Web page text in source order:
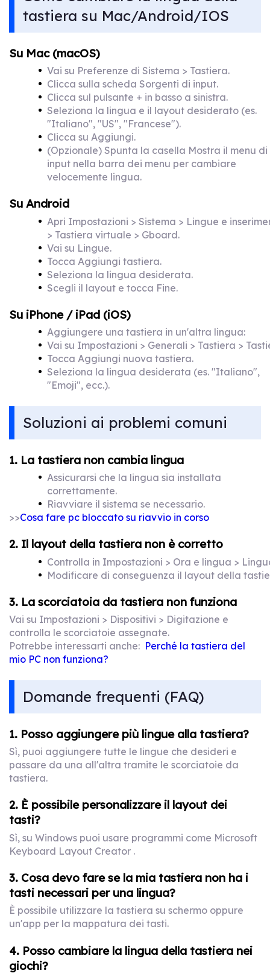
tastiera su Mac/Android/IOS
Su Mac (macOS)
Vai su Preferenze di Sistema > Tastiera.
Clicca sulla scheda Sorgenti di input.
Clicca sul pulsante + in basso a sinistra.
Seleziona la lingua e il layout desiderato (es.
"Italiano", "US", "Francese").
Clicca su Aggiungi.
(Opzionale) Spunta la casella Mostra il menu di
input nella barra dei menu per cambiare
velocemente lingua.
Su Android
Apri Impostazioni > Sistema > Lingue e
> Tastiera virtuale > Gboard.
Vai su Lingue.
Tocca Aggiungi tastiera.
Seleziona la lingua desiderata.
Scegli il layout e tocca Fine.
Su iPhone / iPad (iOS)
Aggiungere una tastiera in un'altra lingua:
Vai su Impostazioni > Generali > Tastiera >
Tocca Aggiungi nuova tastiera.
Seleziona la lingua desiderata (es. "Italiano",
"Emoji", ecc.).
Soluzioni ai problemi comuni
1. La tastiera non cambia lingua
Assicurarsi che la lingua sia installata
correttamente.
Riavviare il sistema se necessario.
>>Cosa fare pc bloccato su riavvio in corso
2. Il layout della tastiera non è corretto
Controlla in Impostazioni > Ora e lingua >
Modificare di conseguenza il layout della
3. La scorciatoia da tastiera non funziona
Vai su Impostazioni > Dispositivi > Digitazione e
controlla le scorciatoie assegnate.
Potrebbe interessarti anche: Perché la tastiera del
mio PC non funziona?
Domande frequenti (FAQ)
1. Posso aggiungere più lingue alla tastiera?
Sì, puoi aggiungere tutte le lingue che desideri e
passare da una all'altra tramite le scorciatoie da
tastiera.
2. È possibile personalizzare il layout dei
tasti?
Sì, su Windows puoi usare programmi come Microsoft
Keyboard Layout Creator .
3. Cosa devo fare se la mia tastiera non ha i
tasti necessari per una lingua?
È possibile utilizzare la tastiera su schermo oppure
un'app per la mappatura dei tasti.
4. Posso cambiare la lingua della tastiera nei
giochi?